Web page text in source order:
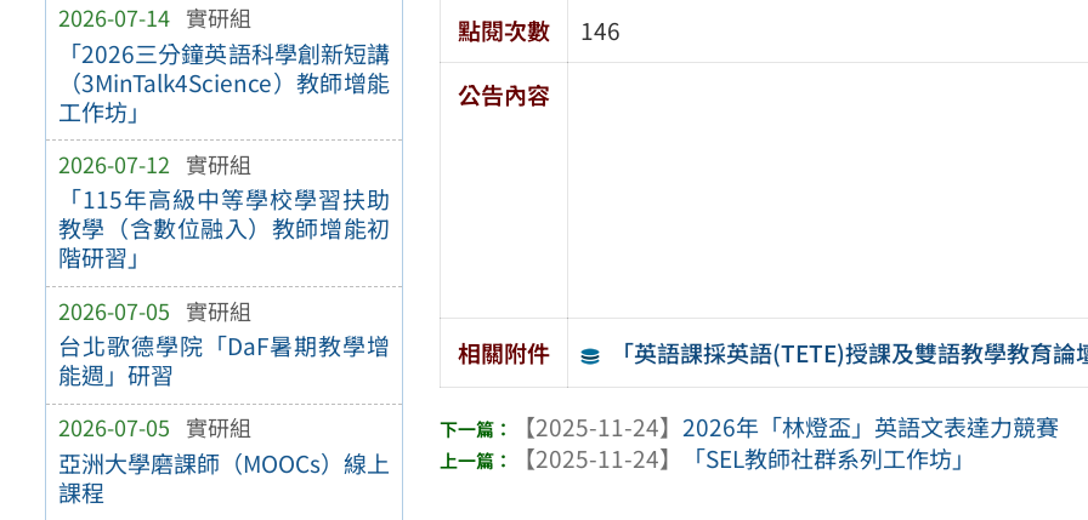
2026-07-14 實研組
「2026三分鐘英語科學創新短講
（3MinTalk4Science）教師增能
工作坊」
2026-07-12 實研組
「115年高級中等學校學習扶助
教學（含數位融入）教師增能初
階研習」
2026-07-05 實研組
台北歌德學院「DaF暑期教學增
能週」研習
2026-07-05 實研組
亞洲大學磨課師（MOOCs）線上
課程
點閱次數
146
公告內容
相關附件 「英語課採英語(TETE)授課及雙語教學教育論
【2025-11-24】2026年「林燈盃」英語文表達力競賽
【2025-11-24】
「SEL教師社群系列工作坊」